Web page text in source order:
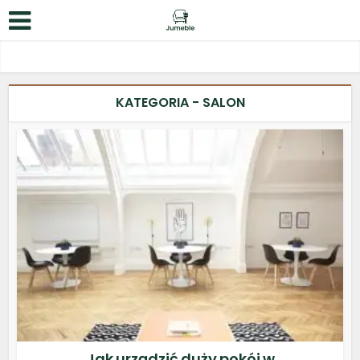
KATEGORIA - SALON